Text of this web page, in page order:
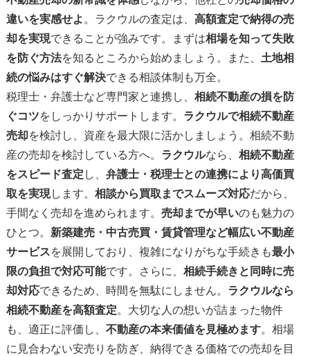
違いを実感せよ。ラクウルの査定は、 高額査定で納得の売
却を実現できることが強みです。まずは相場を知って失敗
を防ぐ方法を知るところから始めましょう。また、 土地相
続の悩みはすぐ解決できる相談体制も万全。
税理士・弁護士など専門家と連携し、 相続不動産の損を防
ぐコツをしっかりサポートします。 ラクウルで相続不動産
売却を検討し、資産を最大限に活かしましょう。相続不動
産の売却を検討している方へ。 ラクウルなら、 相続不動産
をスピード査定 し、 弁護士・税理士との連携により高価買
取を実現します。 相談から買取までスムーズ対応だから、
手間なく売却を進められます。 売却までが早いのも魅力の
ひとつ。 新築建売・中古売買・賃貸管理など幅広い不動産
サービスを展開しており、複雑になりがちな手続きも最小
限の負担で対応可能です。さらに、 相続手続きと同時に売
却対応できるため、時間を無駄にしません。 ラクウルなら
相続不動産を高額査定。大切な人の想いが詰まった物件
も、適正に評価し、 不動産の本来価値を見極めます。相場
に見合わない安売りを防ぎ、納得できる価格での売却を目